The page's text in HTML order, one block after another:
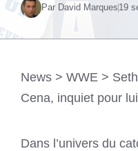
Par David Marques 19
News > WWE >
Cena, inquiet pour
Dans l’univers du